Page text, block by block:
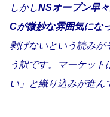
しかしNSオープン早
Cが微妙な雰囲気にな
剥げないという読みが
う訳です。マーケッ
い」と織り込みが進ん